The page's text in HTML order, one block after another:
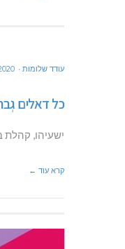
עודד שלומות
כל דאלים
ישעיהו, קהלת
קרא עוד ←